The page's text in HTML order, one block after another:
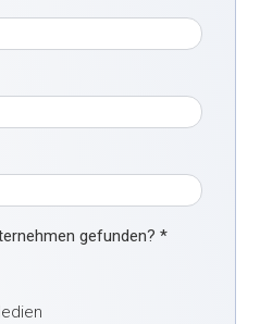
gefunden?*